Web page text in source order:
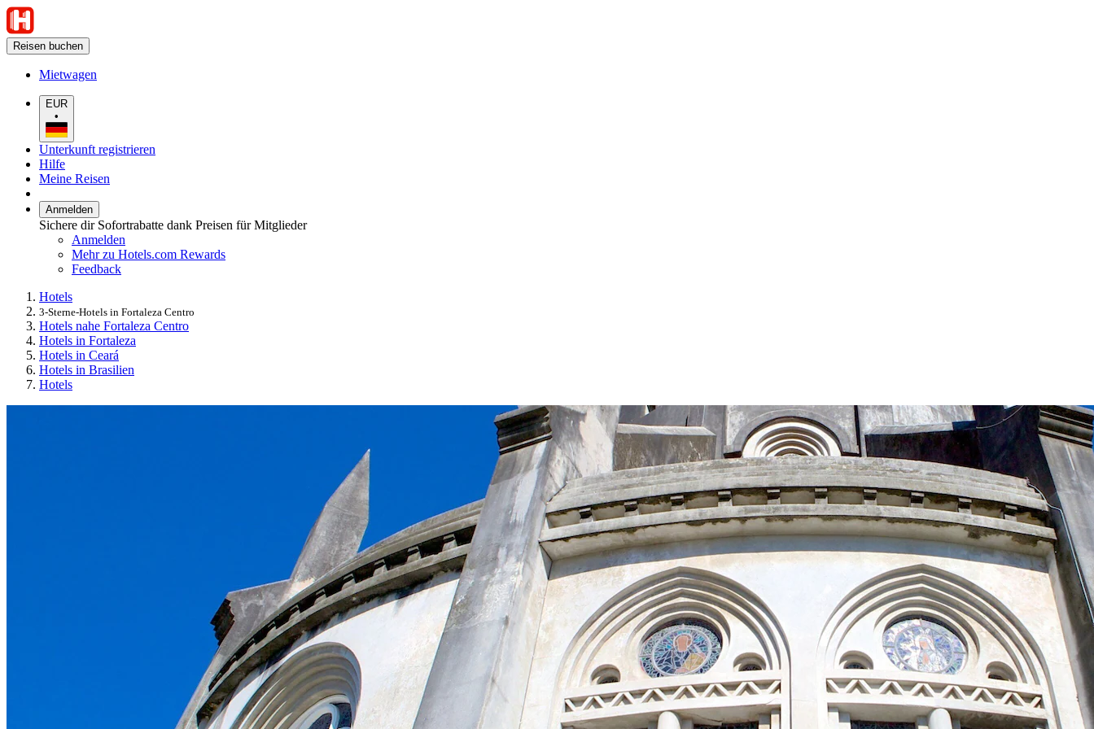
Reisen buchen
Mietwagen
EUR
•
Unterkunft registrieren
Hilfe
Meine Reisen
Anmelden
Sichere dir Sofortrabatte dank Preisen für Mitglieder
Anmelden
Mehr zu Hotels.com Rewards
Feedback
Hotels
3-Sterne-Hotels in Fortaleza Centro
Hotels nahe Fortaleza Centro
Hotels in Fortaleza
Hotels in Ceará
Hotels in Brasilien
Hotels